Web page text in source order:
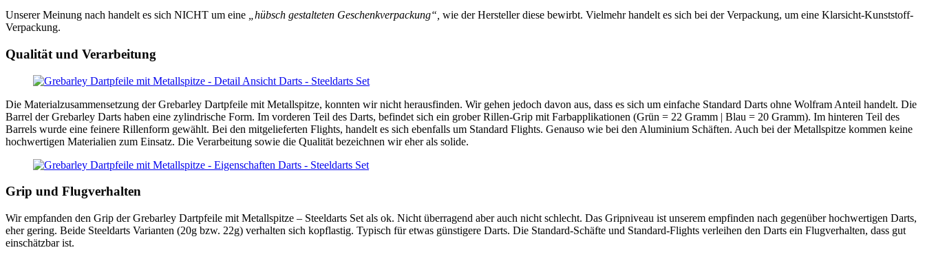
Unserer Meinung nach handelt es sich NICHT um eine
„hübsch gestalteten Geschenkverpackung“, wie der Hersteller diese bewirbt. Vielmehr handelt es sich bei der Verpackung, um eine Klarsicht-Kunststoff-
Verpackung.
Qualität und Verarbeitung
Die Materialzusammensetzung der Grebarley Dartpfeile mit Metallspitze, konnten wir nicht herausfinden. Wir gehen jedoch davon aus, dass es sich um einfache Standard Darts ohne Wolfram Anteil handelt. Die
Barrel der Grebarley Darts haben eine zylindrische Form. Im vorderen Teil des Darts, befindet sich ein grober Rillen-Grip mit Farbapplikationen (Grün = 22 Gramm | Blau = 20 Gramm). Im hinteren Teil des
Barrels wurde eine feinere Rillenform gewählt. Bei den mitgelieferten Flights, handelt es sich ebenfalls um Standard Flights. Genauso wie bei den Aluminium Schäften. Auch bei der Metallspitze kommen keine
hochwertigen Materialien zum Einsatz. Die Verarbeitung sowie die Qualität bezeichnen wir eher als solide.
Grip und Flugverhalten
Wir empfanden den Grip der Grebarley Dartpfeile mit Metallspitze – Steeldarts Set als ok. Nicht überragend aber auch nicht schlecht. Das Gripniveau ist unserem empfinden nach gegenüber hochwertigen Darts,
eher gering. Beide Steeldarts Varianten (20g bzw. 22g) verhalten sich kopflastig. Typisch für etwas günstigere Darts. Die Standard-Schäfte und Standard-Flights verleihen den Darts ein Flugverhalten, dass gut
einschätzbar ist.